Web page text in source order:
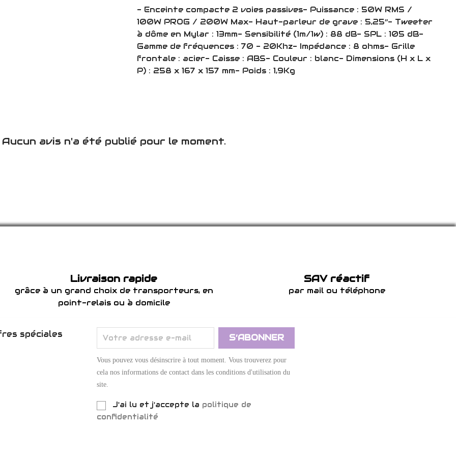
- Enceinte compacte 2 voies passives- Puissance : 50W RMS /
100W PROG / 200W Max- Haut-parleur de grave : 5,25’’- Tweeter
à dôme en Mylar : 13mm- Sensibilité (1m/1w) : 88 dB- SPL : 105 dB-
Gamme de fréquences : 70 - 20Khz- Impédance : 8 ohms- Grille
frontale : acier- Caisse : ABS- Couleur : blanc- Dimensions (H x L x
P) : 258 x 167 x 157 mm- Poids : 1,9Kg
Aucun avis n'a été publié pour le moment.
Livraison rapide
grâce à un grand choix de transporteurs, en
point-relais ou à domicile
SAV réactif
par mail ou téléphone
spéciales
Vous pouvez vous désinscrire à tout moment. Vous trouverez pour
cela nos informations de contact dans les conditions d'utilisation du
site.
J'ai lu et j'accepte la politique de
confidentialité